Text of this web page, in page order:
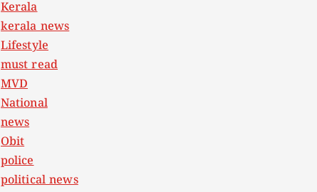
Kerala
kerala news
Lifestyle
must read
MVD
National
news
Obit
police
political news